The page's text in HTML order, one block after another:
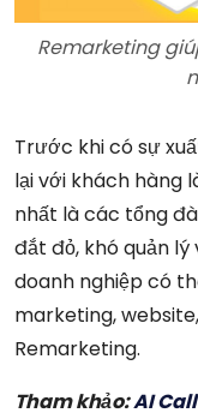
Remarketing
Trước khi có sự
lại với khách hàng
nhất là các tổng
đắt đỏ, khó quản lý
doanh nghiệp có
marketing,
Remarketing.
Tham khảo:AI